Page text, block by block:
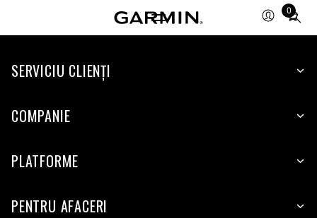
0
Total
items
cart:
SERVICIU CLIENŢI
COMPANIE
PLATFORME
PENTRU AFACERI